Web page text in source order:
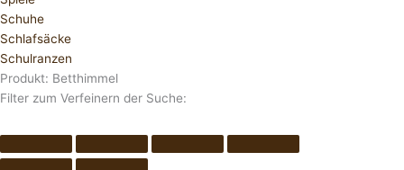
Schuhe
Schlafsäcke
Schulranzen
Produkt: Betthimmel
Filter zum Verfeinern der Suche: